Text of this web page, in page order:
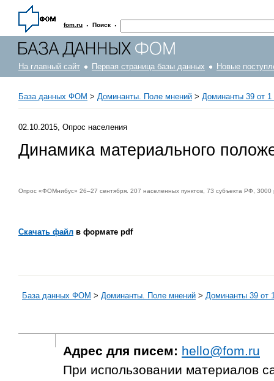
fom.ru · Поиск ·
На главный сайт Первая страница базы данных Новые
База данных ФОМ > Доминанты. Поле мнений > Доминанты 39 от 1
02.10.2015, Опрос населения
Динамика материального
Опрос «ФОМнибус» 26–27 сентября. 207 населенных пунктов, 73 субъекта РФ, 3000
Скачать файл в формате pdf
База данных ФОМ > Доминанты. Поле мнений > Доминанты 39 от
Адрес для писем: hello@fom.ru
При использовании материалов